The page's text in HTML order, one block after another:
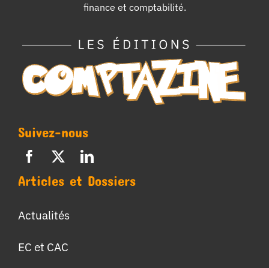
finance et comptabilité.
Suivez-nous
Articles et Dossiers
Actualités
EC et CAC